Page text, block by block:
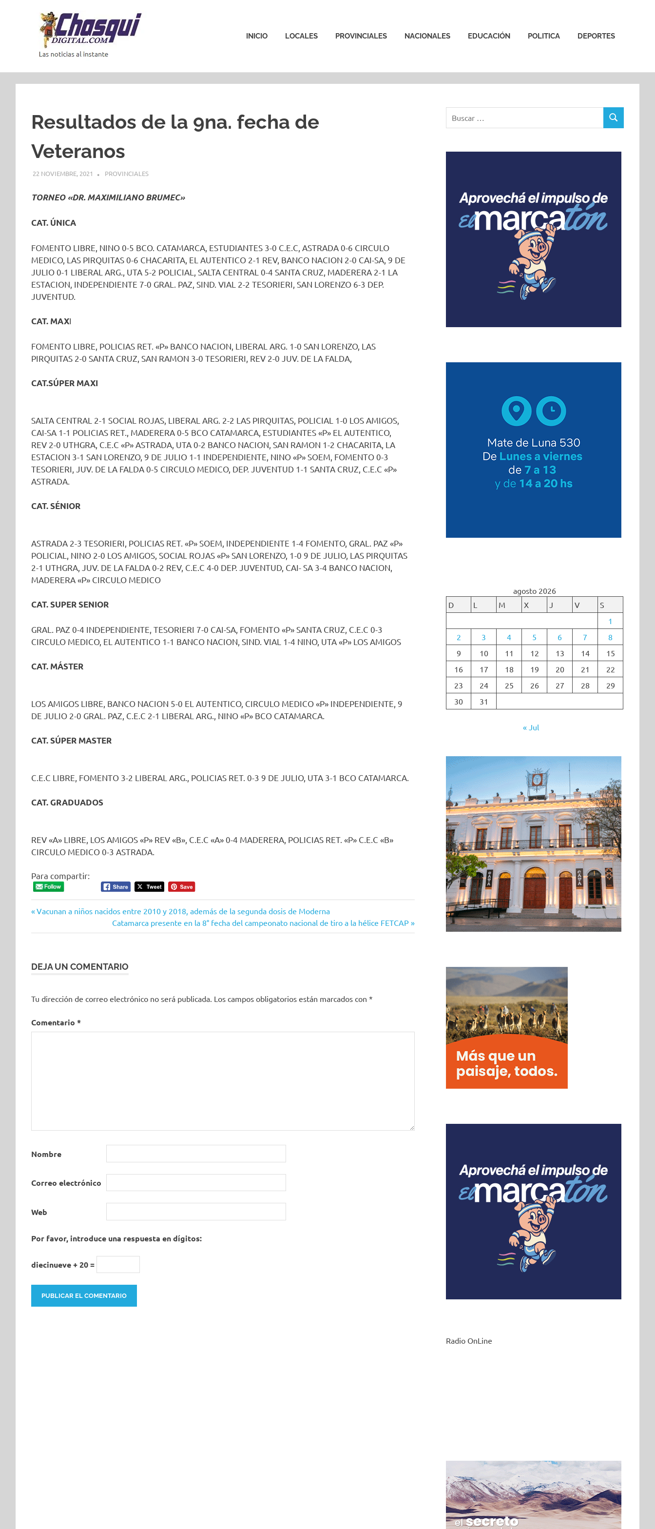
INICIO LOCALES PROVINCIALES NACIONALES EDUCACIÓN POLITICA DEPORTES
Resultados de la 9na. fecha de
Veteranos
22 NOVIEMBRE, 2021 PROVINCIALES
TORNEO «DR. MAXIMILIANO BRUMEC»
CAT. ÚNICA
FOMENTO LIBRE, NINO 0-5 BCO. CATAMARCA, ESTUDIANTES 3-0 C.E.C, ASTRADA 0-6 CIRCULO
MEDICO, LAS PIRQUITAS 0-6 CHACARITA, EL AUTENTICO 2-1 REV, BANCO NACION 2-0 CAI-SA, 9 DE
JULIO 0-1 LIBERAL ARG., UTA 5-2 POLICIAL, SALTA CENTRAL 0-4 SANTA CRUZ, MADERERA 2-1 LA
ESTACION, INDEPENDIENTE 7-0 GRAL. PAZ, SIND. VIAL 2-2 TESORIERI, SAN LORENZO 6-3 DEP.
JUVENTUD.
CAT. MAXI
FOMENTO LIBRE, POLICIAS RET. «P» BANCO NACION, LIBERAL ARG. 1-0 SAN LORENZO, LAS
PIRQUITAS 2-0 SANTA CRUZ, SAN RAMON 3-0 TESORIERI, REV 2-0 JUV. DE LA FALDA,
CAT.SÚPER MAXI
SALTA CENTRAL 2-1 SOCIAL ROJAS, LIBERAL ARG. 2-2 LAS PIRQUITAS, POLICIAL 1-0 LOS AMIGOS,
CAI-SA 1-1 POLICIAS RET., MADERERA 0-5 BCO CATAMARCA, ESTUDIANTES «P» EL AUTENTICO,
REV 2-0 UTHGRA, C.E.C «P» ASTRADA, UTA 0-2 BANCO NACION, SAN RAMON 1-2 CHACARITA, LA
ESTACION 3-1 SAN LORENZO, 9 DE JULIO 1-1 INDEPENDIENTE, NINO «P» SOEM, FOMENTO 0-3
TESORIERI, JUV. DE LA FALDA 0-5 CIRCULO MEDICO, DEP. JUVENTUD 1-1 SANTA CRUZ, C.E.C «P»
ASTRADA.
CAT. SÉNIOR
ASTRADA 2-3 TESORIERI, POLICIAS RET. «P» SOEM, INDEPENDIENTE 1-4 FOMENTO, GRAL. PAZ «P»
POLICIAL, NINO 2-0 LOS AMIGOS, SOCIAL ROJAS «P» SAN LORENZO, 1-0 9 DE JULIO, LAS PIRQUITAS
2-1 UTHGRA, JUV. DE LA FALDA 0-2 REV, C.E.C 4-0 DEP. JUVENTUD, CAI- SA 3-4 BANCO NACION,
MADERERA «P» CIRCULO MEDICO
CAT. SUPER SENIOR
GRAL. PAZ 0-4 INDEPENDIENTE, TESORIERI 7-0 CAI-SA, FOMENTO «P» SANTA CRUZ, C.E.C 0-3
CIRCULO MEDICO, EL AUTENTICO 1-1 BANCO NACION, SIND. VIAL 1-4 NINO, UTA «P» LOS AMIGOS
CAT. MÁSTER
LOS AMIGOS LIBRE, BANCO NACION 5-0 EL AUTENTICO, CIRCULO MEDICO «P» INDEPENDIENTE, 9
DE JULIO 2-0 GRAL. PAZ, C.E.C 2-1 LIBERAL ARG., NINO «P» BCO CATAMARCA.
CAT. SÚPER MASTER
C.E.C LIBRE, FOMENTO 3-2 LIBERAL ARG., POLICIAS RET. 0-3 9 DE JULIO, UTA 3-1 BCO CATAMARCA.
CAT. GRADUADOS
REV «A» LIBRE, LOS AMIGOS «P» REV «B», C.E.C «A» 0-4 MADERERA, POLICIAS RET. «P» C.E.C «B»
CIRCULO MEDICO 0-3 ASTRADA.
Para compartir:
Navegación
de
Entrada
Vacunan a niños nacidos entre 2010 y 2018, además de la segunda dosis de Moderna
Siguiente
entrada:
Catamarca presente en la 8° fecha del campeonato nacional de tiro a la hélice FETCAP
DEJA UN COMENTARIO
Tu dirección de correo electrónico no será publicada. Los campos obligatorios están marcados con *
Comentario *
Nombre
Correo electrónico
Web
Por favor, introduce una respuesta en dígitos:
diecinueve + 20 =
BUSCAR
agosto 2026
D
L M X J V
S
1
2
3 4 5 6 7
8
9
10 11 12 13 14
15
16
17 18 19 20 21
22
23
24 25 26 27 28
29
30
31
« Jul
Radio OnLine